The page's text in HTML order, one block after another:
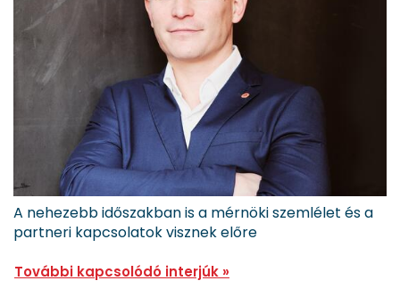
A nehezebb időszakban is a mérnöki szemlélet és a
partneri kapcsolatok visznek előre
További kapcsolódó interjúk »